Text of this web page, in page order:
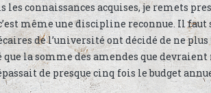
les connaissances acquises, je remets
même une discipline reconnue. Il faut
de l’université ont décidé de ne
la somme des amendes que
de presque cinq fois le budget